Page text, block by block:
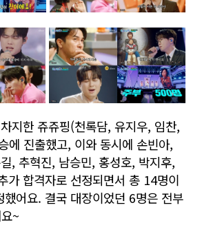
지한 쥬쥬핑(천록담, 유지우, 임찬,
에 진출했고, 이와 동시에 손빈아,
, 추혁진, 남승민, 홍성호, 박지후,
가 합격자로 선정되면서 총 14명이
어요. 결국 대장이었던 6명은 전부
~